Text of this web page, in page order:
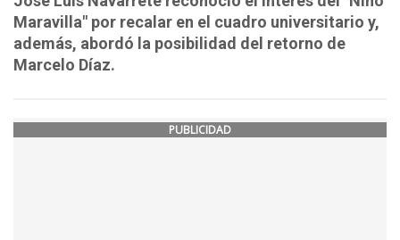
Maravilla" por recalar en el cuadro universitario y,
además, abordó la posibilidad del retorno de
Marcelo Díaz.
PUBLICIDAD